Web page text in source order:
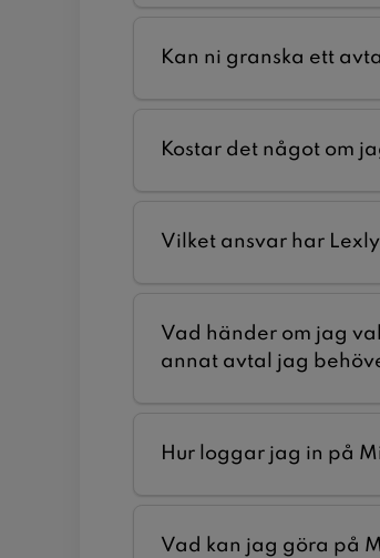
Kan ni granska ett
Kostar det något om
Vilket ansvar har
Vad händer om jag
annat avtal jag
Hur loggar jag in på
Vad kan jag göra på